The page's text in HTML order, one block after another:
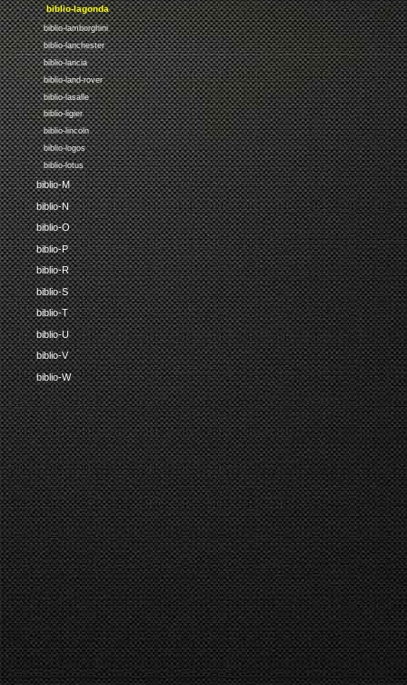
biblio-lagonda
biblio-lamborghini
biblio-lanchester
biblio-lancia
biblio-land-rover
biblio-lasalle
biblio-ligier
biblio-lincoln
biblio-logos
biblio-lotus
biblio-M
biblio-N
biblio-O
biblio-P
biblio-R
biblio-S
biblio-T
biblio-U
biblio-V
biblio-W